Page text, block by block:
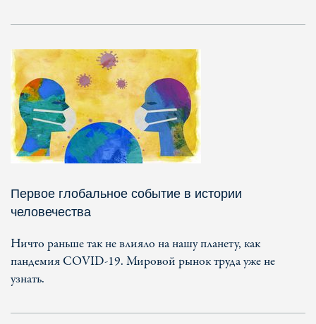
Первое глобальное событие в истории
человечества
Ничто раньше так не влияло на нашу планету, как
пандемия COVID-19. Мировой рынок труда уже не
узнать.